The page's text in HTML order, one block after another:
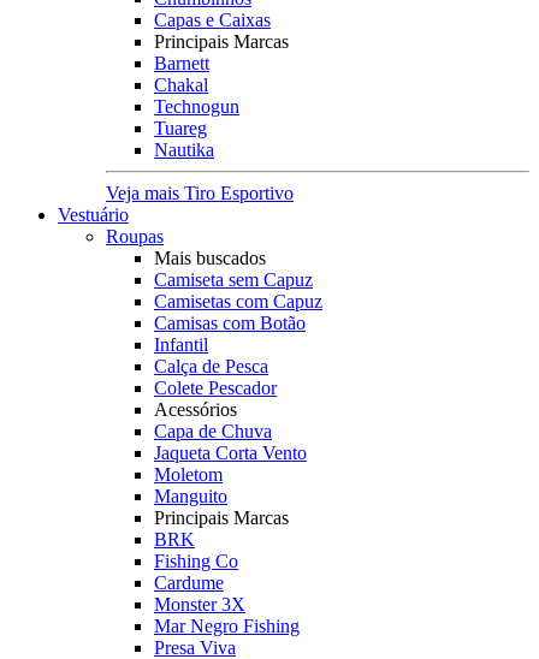
Capas e Caixas
Principais Marcas
Barnett
Chakal
Technogun
Tuareg
Nautika
Veja mais Tiro Esportivo
Vestuário
Roupas
Mais buscados
Camiseta sem Capuz
Camisetas com Capuz
Camisas com Botão
Infantil
Calça de Pesca
Colete Pescador
Acessórios
Capa de Chuva
Jaqueta Corta Vento
Moletom
Manguito
Principais Marcas
BRK
Fishing Co
Cardume
Monster 3X
Mar Negro Fishing
Presa Viva